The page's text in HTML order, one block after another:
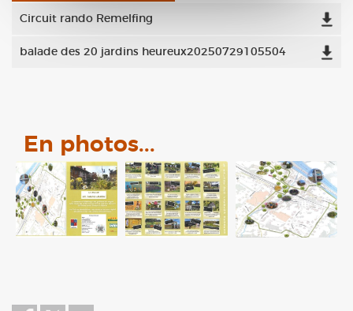
Circuit rando Remelfing
balade des 20 jardins heureux20250729105504
En photos...